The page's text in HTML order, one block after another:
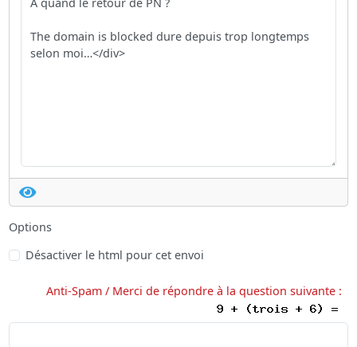
Options
Désactiver le html pour cet envoi
Anti-Spam / Merci de répondre à la question suivante :